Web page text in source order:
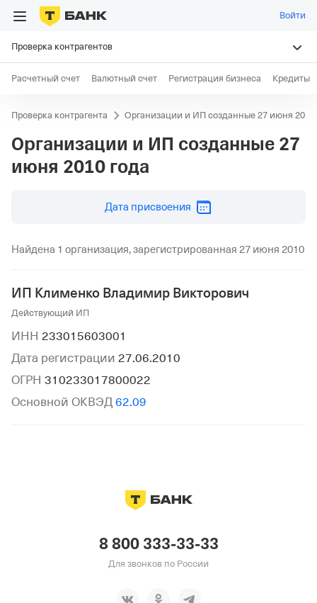
Войти
Проверка контрагентов
Расчетный счет Валютный счет Регистрация бизнеса Кредиты
Проверка контрагента Организации и ИП созданные 27 июня 2010
Организации и ИП созданные 27
июня 2010 года
Дата присвоения
Найдена 1 организация, зарегистрированная 27 июня 2010
ИП Клименко Владимир Викторович
Действующий ИП
ИНН 233015603001
Дата регистрации 27.06.2010
ОГРН 310233017800022
Основной ОКВЭД 62.09
8 800 333-33-33
Для звонков по России